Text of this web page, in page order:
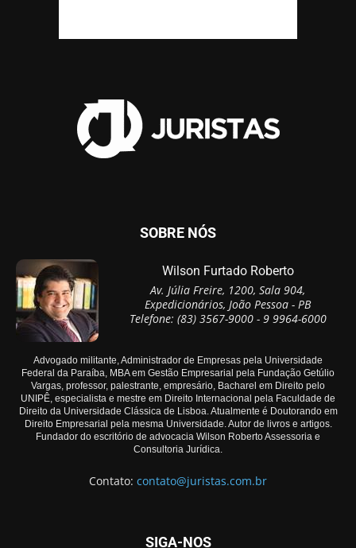
SOBRE NÓS
Wilson Furtado Roberto
Av. Júlia Freire, 1200, Sala 904,
Expedicionários, João Pessoa - PB
Telefone: (83) 3567-9000 - 9 9964-6000
Advogado militante, Administrador de Empresas pela Universidade
Federal da Paraíba, MBA em Gestão Empresarial pela Fundação Getúlio
Vargas, professor, palestrante, empresário, Bacharel em Direito pelo
UNIPÊ, especialista e mestre em Direito Internacional pela Faculdade de
Direito da Universidade Clássica de Lisboa. Atualmente é Doutorando em
Direito Empresarial pela mesma Universidade. Autor de livros e artigos.
Fundador do escritório de advocacia Wilson Roberto Assessoria e
Consultoria Jurídica.
Contato: contato@juristas.com.br
SIGA-NOS